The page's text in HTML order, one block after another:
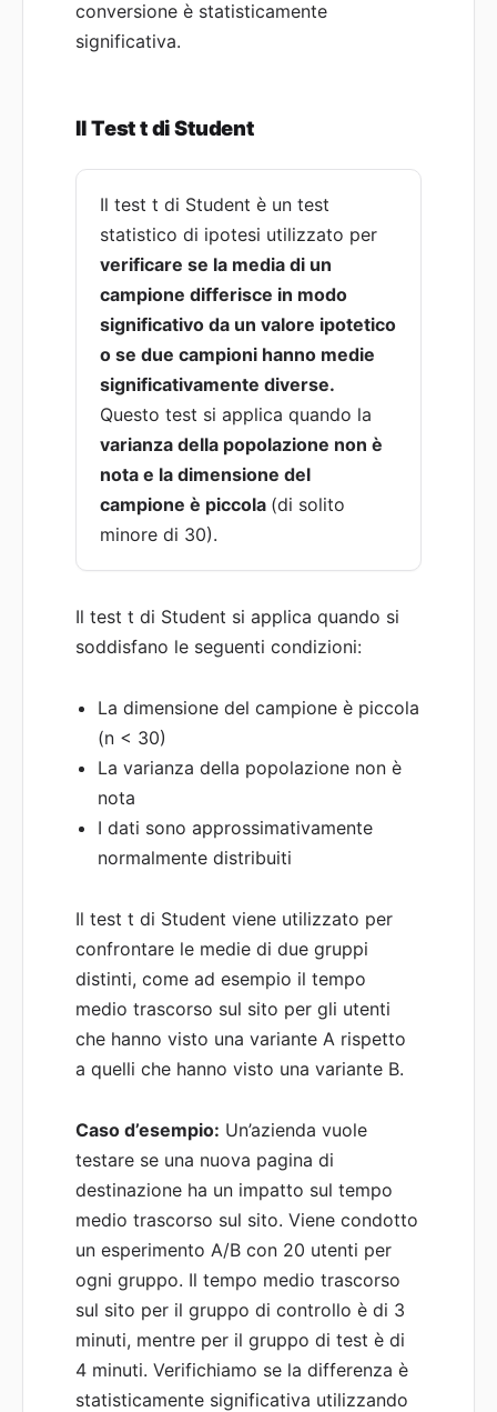
conversione è statisticamente
significativa.
Il Test t di Student
Il test t di Student è un test
statistico di ipotesi utilizzato per
verificare se la media di un
campione differisce in modo
significativo da un valore ipotetico
o se due campioni hanno medie
significativamente diverse.
Questo test si applica quando la
varianza della popolazione non è
nota e la dimensione del
campione è piccola (di solito
minore di 30).
Il test t di Student si applica quando si
soddisfano le seguenti condizioni:
La dimensione del campione è piccola
(n < 30)
La varianza della popolazione non è
nota
I dati sono approssimativamente
normalmente distribuiti
Il test t di Student viene utilizzato per
confrontare le medie di due gruppi
distinti, come ad esempio il tempo
medio trascorso sul sito per gli utenti
che hanno visto una variante A rispetto
a quelli che hanno visto una variante B.
Caso d’esempio: Un’azienda vuole
testare se una nuova pagina di
destinazione ha un impatto sul tempo
medio trascorso sul sito. Viene condotto
un esperimento A/B con 20 utenti per
ogni gruppo. Il tempo medio trascorso
sul sito per il gruppo di controllo è di 3
minuti, mentre per il gruppo di test è di
4 minuti. Verifichiamo se la differenza è
statisticamente significativa utilizzando